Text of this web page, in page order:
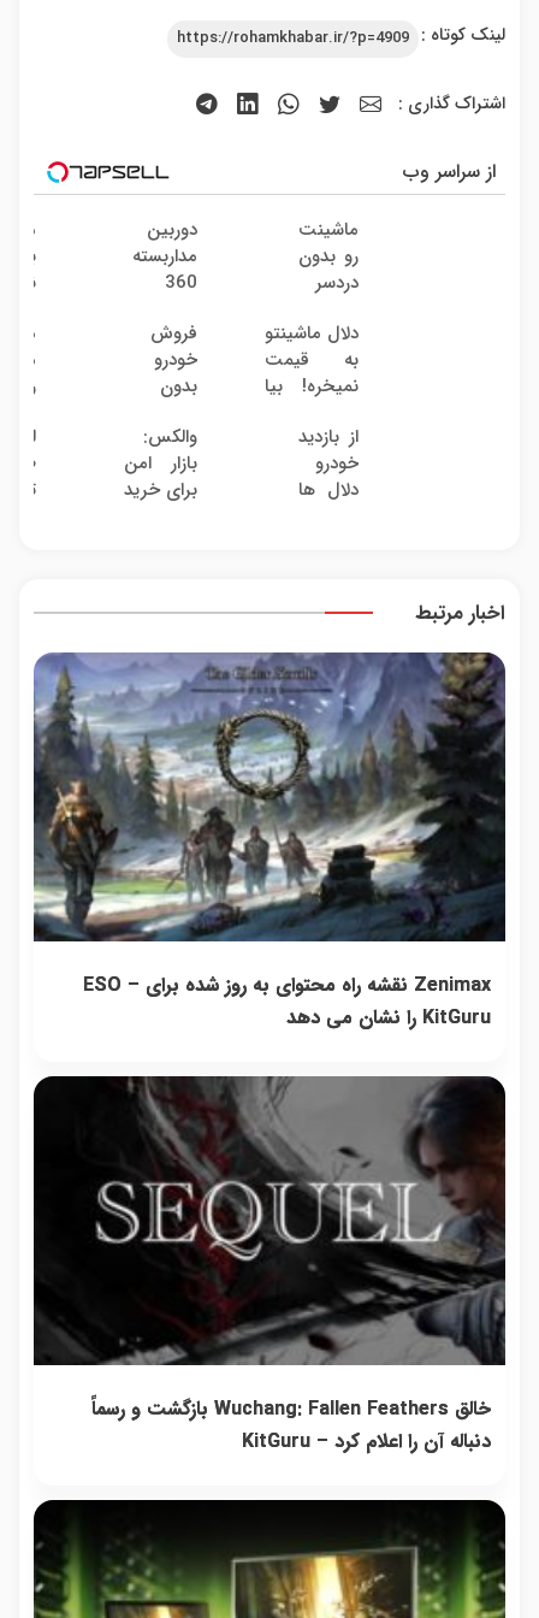
لینک کوتاه : https://rohamkhabar.ir/?p=4909
اشتراک گذاری :
از سراسر وب
ماشینت
رو بدون
دردسر
| بدون
کمسیون
دوربین
مداربسته
360
نصب
آسان و
راحت
به
کننده
بدون
یک
دلال ماشینتو
به قیمت
نمیخره! بیا
قیمت
بفروش*فقط
خریدار
فروش
خودرو
بدون
رو
بدون
از بازدید
خودرو
دلال ها
رو اینجا
ثبت کن
والکس:
بازار امن
برای خرید
شو
اخبار مرتبط
Zenimax نقشه راه محتوای به روز شده برای ESO –
KitGuru را نشان می دهد
خالق Wuchang: Fallen Feathers بازگشت و رسماً
دنباله آن را اعلام کرد – KitGuru